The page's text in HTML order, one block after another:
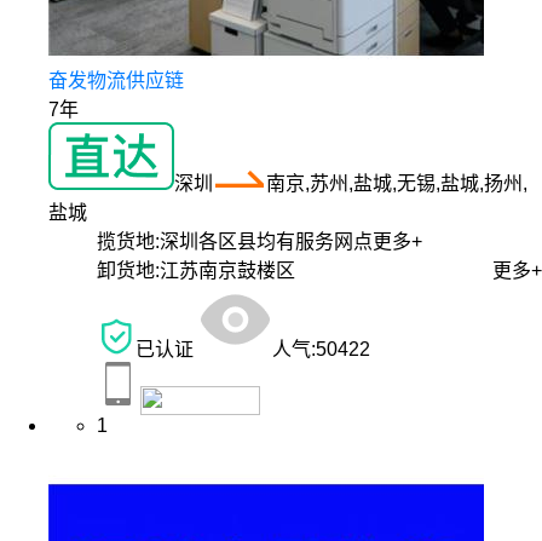
奋发物流供应链
7年
深圳
南京,苏州,盐城,无锡,盐城,扬州,
盐城
揽货地:深圳各区县均有服务网点更多+
卸货地:江苏南京鼓楼区 更多+
已认证 人气:50422
1